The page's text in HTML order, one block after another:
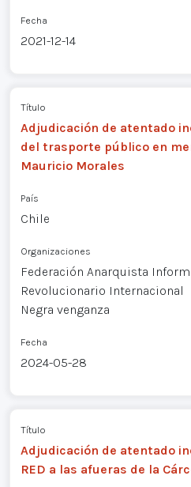
Fecha
2021-12-14
Título
Adjudicación de atentado
del trasporte público en
Mauricio Morales
País
Chile
Organizaciones
Federación Anarquista
Revolucionario Internacional
Negra venganza
Fecha
2024-05-28
Título
Adjudicación de atentado
RED a las afueras de la